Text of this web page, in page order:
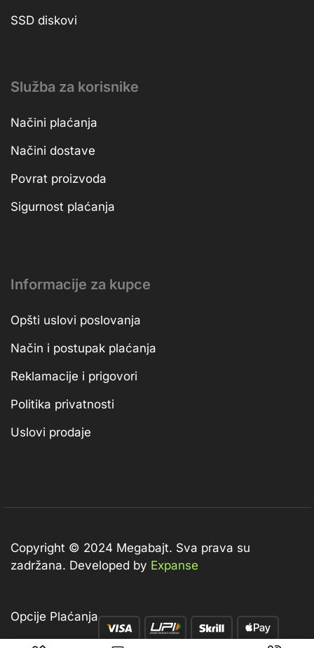
SSD diskovi
Služba za korisnike
Načini plaćanja
Načini dostave
Povrat proizvoda
Sigurnost plaćanja
Informacije za kupce
Opšti uslovi poslovanja
Način i postupak plaćanja
Reklamacije i prigovori
Politika privatnosti
Uslovi prodaje
Copyright © 2024 Megabajt. Sva prava su
zadržana. Developed by Expanse
Opcije Plaćanja